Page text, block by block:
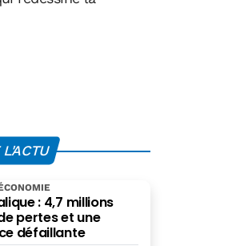
: 4,7 millions
pertes et une
défaillante